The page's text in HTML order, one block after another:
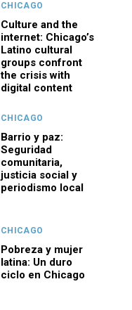
CHICAGO
Culture and the
internet: Chicago’s
Latino cultural
groups confront
the crisis with
digital content
CHICAGO
Barrio y paz:
Seguridad
comunitaria,
justicia social y
periodismo local
CHICAGO
Pobreza y mujer
latina: Un duro
ciclo en Chicago